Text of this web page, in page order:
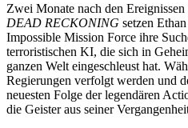
Zwei Monate nach den Ereignissen
DEAD RECKONING setzen
Impossible Mission Force ihre
terroristischen KI, die sich in
ganzen Welt eingeschleust hat.
Regierungen verfolgt werden und
neuesten Folge der legendären
die Geister aus seiner